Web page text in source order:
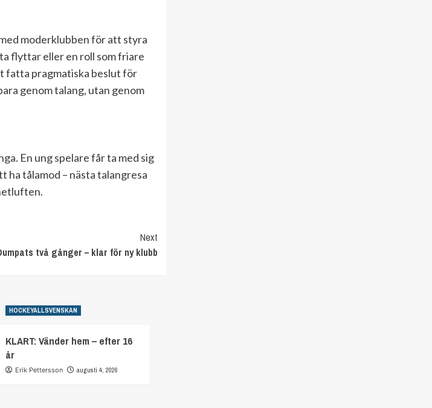
moderklubben för att styra
flyttar eller en roll som friare
fatta pragmatiska beslut för
genom talang, utan genom
En ung spelare får ta med sig
ha tålamod – nästa talangresa
Next
två gånger – klar för ny klubb
HOCKEYALLSVENSKAN
KLART: Vänder hem – efter 16
år
Erik Pettersson augusti 4, 2026